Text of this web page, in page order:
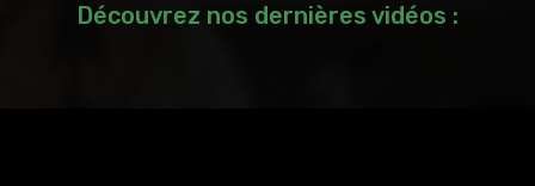
Découvrez nos dernières vidéos :